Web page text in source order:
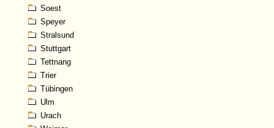
Soest
Speyer
Stralsund
Stuttgart
Tettnang
Trier
Tübingen
Ulm
Urach